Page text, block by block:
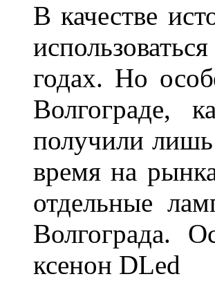
В качестве
годах. Но
Волгограде,
получили
время на
отдельные
Волгограда.
ксенон DLed